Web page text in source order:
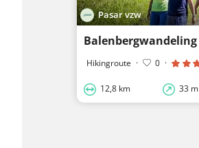
Pasar vzw
Balenbergwandeling
Hikingroute · 0 ·
12,8 km 33 m